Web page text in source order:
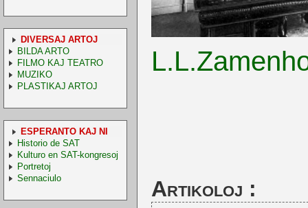
DIVERSAJ ARTOJ
BILDA ARTO
FILMO KAJ TEATRO
MUZIKO
PLASTIKAJ ARTOJ
ESPERANTO KAJ NI
Historio de SAT
Kulturo en SAT-kongresoj
Portretoj
Sennaciulo
Artikoloj :